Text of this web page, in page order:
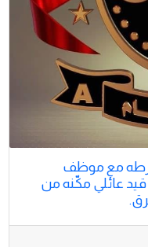
مع موظف
عائلي مكّنه من